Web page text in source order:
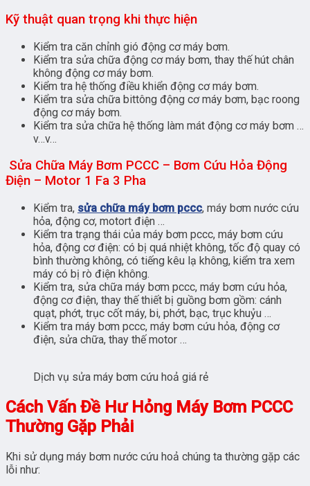
Kỹ thuật quan trọng khi thực hiện
Kiểm tra căn chỉnh gió động cơ máy bơm.
Kiểm tra sửa chữa động cơ máy bơm, thay thế hút chân
không động cơ máy bơm.
Kiểm tra hệ thống điều khiển động cơ máy bơm.
Kiểm tra sửa chữa bittông động cơ máy bơm, bạc roong
động cơ máy bơm.
Kiểm tra sửa chữa hệ thống làm mát động cơ máy bơm …
v…v…
Sửa Chữa Máy Bơm PCCC – Bơm Cứu Hỏa Động
Điện – Motor 1 Fa 3 Pha
Kiểm tra, sửa chữa máy bơm pccc, máy bơm nước cứu
hỏa, động cơ, motort điện …
Kiểm tra trạng thái của máy bơm pccc, máy bơm cứu
hỏa, động cơ điện: có bị quá nhiệt không, tốc độ quay có
bình thường không, có tiếng kêu lạ không, kiểm tra xem
máy có bị rò điện không.
Kiểm tra, sửa chữa máy bơm pccc, máy bơm cứu hỏa,
động cơ điện, thay thế thiết bị guồng bơm gồm: cánh
quạt, phớt, trục cốt máy, bi, phớt, bạc, trục khuỷu …
Kiểm tra máy bơm pccc, máy bơm cứu hỏa, động cơ
điện, sửa chữa, thay thế motor …
Dịch vụ sửa máy bơm cứu hoả giá rẻ
Cách Vấn Đề Hư Hỏng Máy Bơm PCCC
Thường Gặp Phải
Khi sử dụng máy bơm nước cứu hoả chúng ta thường gặp các
lỗi như: